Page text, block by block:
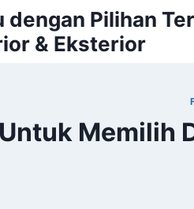
dengan Pilihan
& Eksterior
Memilih